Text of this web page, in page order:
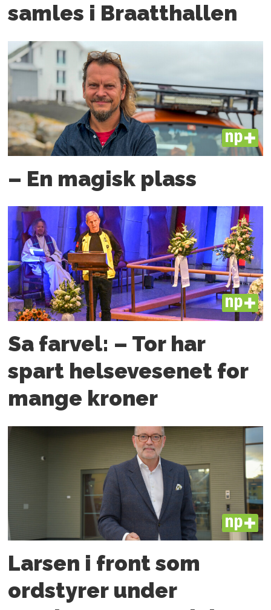
samles i Braatthallen
PLUS
– En magisk plass
PLUS
Sa farvel: – Tor har
spart helsevesenet for
mange kroner
PLUS
Larsen i front som
ordstyrer under